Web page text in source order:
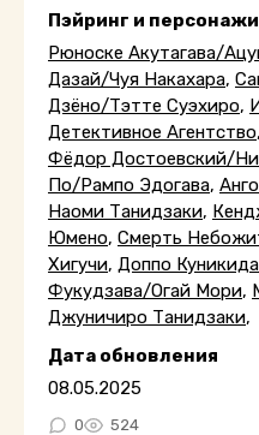
Пэйринг и персонажи
Рюноске Акутагава/
Дазай/Чуя Накахара,
Дзёно/Тэтте Суэхиро,
Детективное Агентство,
Фёдор Достоевский/
По/Рампо Эдогава,
Наоми Танидзаки,
Юмено, Смерть
Хигучи, Доппо
Фукудзава/Огай Мори,
Джуничиро Танидзаки,
Дата обновления
08.05.2025
0 524